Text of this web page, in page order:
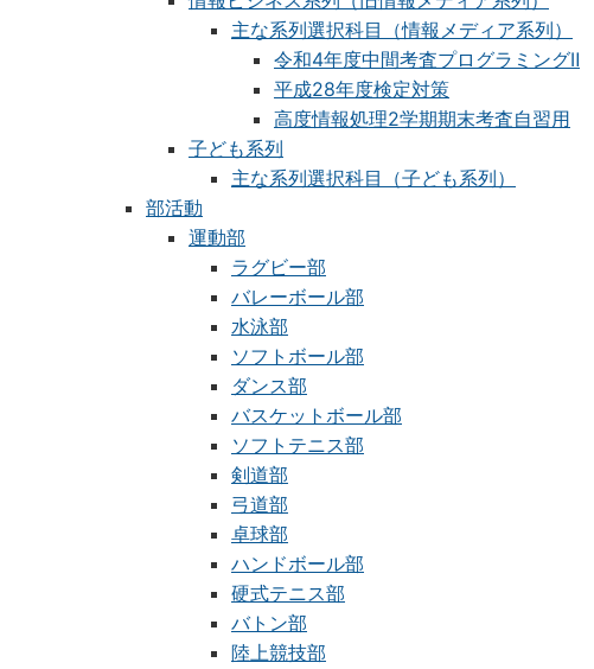
主な系列選択科目（情報メディア系列）
令和4年度中間考査プログラミングⅡ
平成28年度検定対策
高度情報処理2学期期末考査自習用
子ども系列
主な系列選択科目（子ども系列）
部活動
運動部
ラグビー部
バレーボール部
水泳部
ソフトボール部
ダンス部
バスケットボール部
ソフトテニス部
剣道部
弓道部
卓球部
ハンドボール部
硬式テニス部
バトン部
陸上競技部